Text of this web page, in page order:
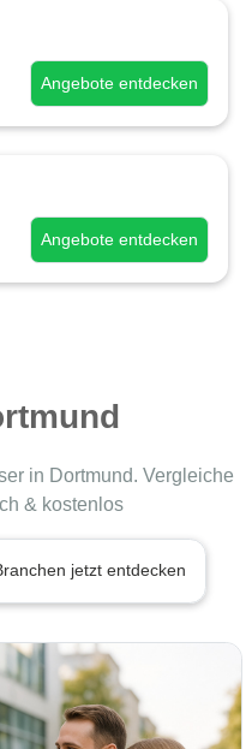
Angebote entdecken
Angebote entdecken
in Dortmund. Vergleiche
& kostenlos
jetzt entdecken